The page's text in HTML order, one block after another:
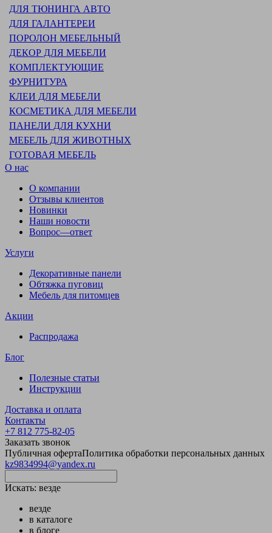
ДЛЯ ТЮНИНГА АВТО
ДЛЯ ГАЛАНТЕРЕИ
ПОРОЛОН МЕБЕЛЬНЫЙ
ДЕКОР ДЛЯ МЕБЕЛИ
КОМПЛЕКТУЮЩИЕ
ФУРНИТУРА
КЛЕИ ДЛЯ МЕБЕЛИ
КОСМЕТИКА ДЛЯ МЕБЕЛИ
ПАНЕЛИ ДЛЯ КУХНИ
МЕБЕЛЬ ДЛЯ ЖИВОТНЫХ
ГОТОВАЯ МЕБЕЛЬ
О нас
О компании
Отзывы клиентов
Новинки
Наши новости
Вопрос—ответ
Услуги
Декоративные панели
Обтяжка пуговиц
Мебель для питомцев
Акции
Распродажа
Блог
Полезные статьи
Инструкции
Доставка и оплата
Контакты
+7 812 775-82-05
Заказать звонок
Публичная офертаПолитика обработки персональных данных
kz9834994@yandex.ru
Искать: везде
везде
в каталоге
в блоге